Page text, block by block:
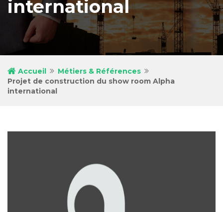
international
Accueil
Métiers & Références
Projet de construction du show room Alpha
international